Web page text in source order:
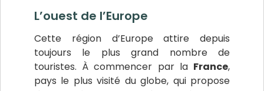
L’ouest de l’Europe
Cette région d’Europe attire depuis
toujours le plus grand nombre de
touristes. À commencer par la France,
pays le plus visité du globe, qui propose